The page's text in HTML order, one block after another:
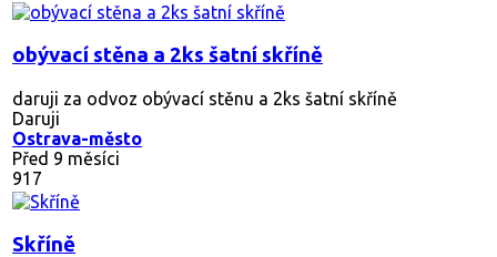
obývací stěna a 2ks šatní skříně
daruji za odvoz obývací stěnu a 2ks šatní skříně
Daruji
Ostrava-město
Před 9 měsíci
917
Skříně